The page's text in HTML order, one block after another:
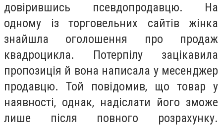
довірившись псевдопродавцю. На
одному із торговельних сайтів жінка
знайшла оголошення про продаж
квадроцикла. Потерпілу зацікавила
пропозиція й вона написала у месенджер
продавцю. Той повідомив, що товар у
наявності, однак, надіслати його зможе
лише після повного розрахунку.